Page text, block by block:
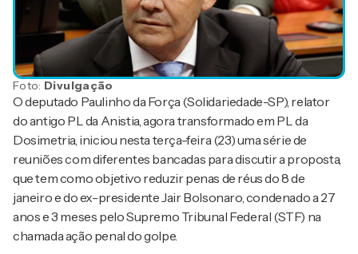
Foto: Divulgação
O deputado Paulinho da Força (Solidariedade-SP), relator
do antigo PL da Anistia, agora transformado em PL da
Dosimetria, iniciou nesta terça-feira (23) uma série de
reuniões com diferentes bancadas para discutir a proposta,
que tem como objetivo reduzir penas de réus do 8 de
janeiro e do ex-presidente Jair Bolsonaro, condenado a 27
anos e 3 meses pelo Supremo Tribunal Federal (STF) na
chamada ação penal do golpe.